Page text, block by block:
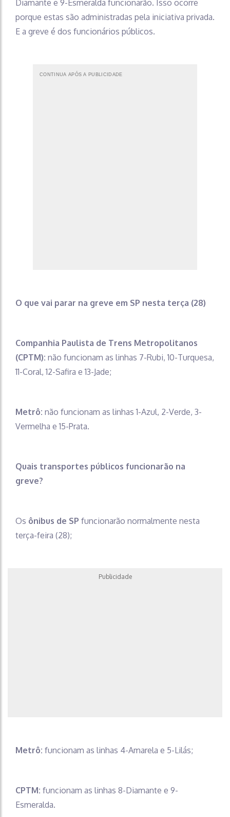
Diamante e 9-Esmeralda funcionarão. Isso ocorre
porque estas são administradas pela iniciativa privada.
E a greve é dos funcionários públicos.
CONTINUA APÓS A PUBLICIDADE
O que vai parar na greve em SP nesta terça (28)
Companhia Paulista de Trens Metropolitanos
(CPTM): não funcionam as linhas 7-Rubi, 10-Turquesa,
11-Coral, 12-Safira e 13-Jade;
Metrô: não funcionam as linhas 1-Azul, 2-Verde, 3-
Vermelha e 15-Prata.
Quais transportes públicos funcionarão na
greve?
Os ônibus de SP funcionarão normalmente nesta
terça-feira (28);
Publicidade
Metrô: funcionam as linhas 4-Amarela e 5-Lilás;
CPTM: funcionam as linhas 8-Diamante e 9-
Esmeralda.